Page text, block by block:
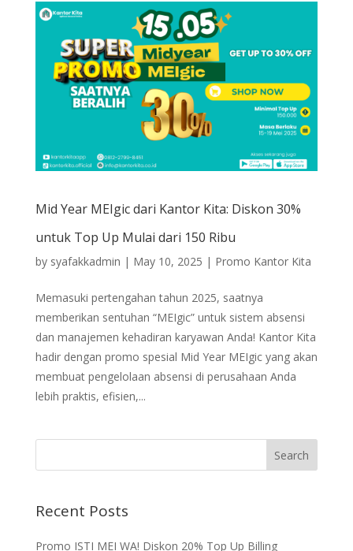
Mid Year MEIgic dari Kantor Kita: Diskon 30%
untuk Top Up Mulai dari 150 Ribu
by syafakkadmin | May 10, 2025 | Promo Kantor Kita
Memasuki pertengahan tahun 2025, saatnya
memberikan sentuhan “MEIgic” untuk sistem absensi
dan manajemen kehadiran karyawan Anda! Kantor Kita
hadir dengan promo spesial Mid Year MEIgic yang akan
membuat pengelolaan absensi di perusahaan Anda
lebih praktis, efisien,...
Recent Posts
Promo ISTI MEI WA! Diskon 20% Top Up Billing